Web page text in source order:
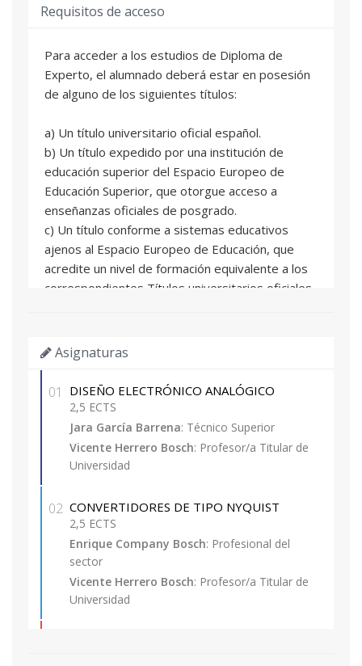
Requisitos de acceso
Para acceder a los estudios de Diploma de
Experto, el alumnado deberá estar en posesión
de alguno de los siguientes títulos:
a) Un título universitario oficial español.
b) Un título expedido por una institución de
educación superior del Espacio Europeo de
Educación Superior, que otorgue acceso a
enseñanzas oficiales de posgrado.
c) Un título conforme a sistemas educativos
ajenos al Espacio Europeo de Educación, que
acredite un nivel de formación equivalente a los
correspondientes Títulos universitarios oficiales
de postgrado.
d) Un título de Diploma de grado propio
expedido por la Universitat Politècnica de
València o por otras universidades con las que
exista mutuo reconocimiento de dicha titulación.
Excepcionalmente se admitirán con la
consideración de matrícula provisional,
tengan pendiente superar como máximo 30
ECTS (incluido el Proyecto Final de Carrera, no
pudiendo optar a la expedición de su Título
Propio hasta la obtención de la titulación
correspondiente.
Asignaturas
01 DISEÑO ELECTRÓNICO ANALÓGICO
2,5 ECTS
Jara García Barrena : Técnico Superior
Vicente Herrero Bosch: Profesor/a Titular de
Universidad
02 CONVERTIDORES DE TIPO NYQUIST
2,5 ECTS
Enrique Company Bosch: Profesional del
sector
Vicente Herrero Bosch: Profesor/a Titular de
Universidad